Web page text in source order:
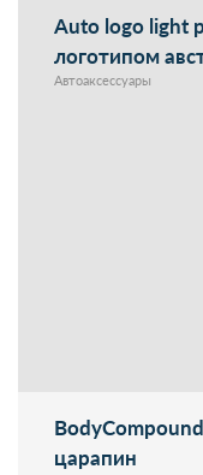
Auto logo light
логотипом
Автоаксессуары
царапин